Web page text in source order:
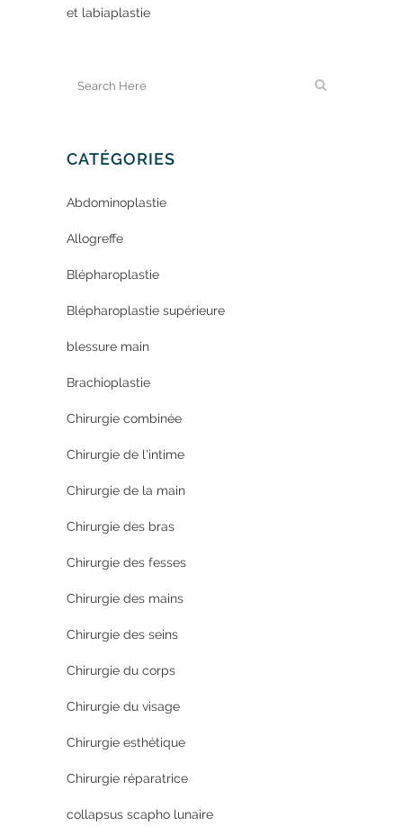
et labiaplastie
CATÉGORIES
Abdominoplastie
Allogreffe
Blépharoplastie
Blépharoplastie supérieure
blessure main
Brachioplastie
Chirurgie combinée
Chirurgie de l'intime
Chirurgie de la main
Chirurgie des bras
Chirurgie des fesses
Chirurgie des mains
Chirurgie des seins
Chirurgie du corps
Chirurgie du visage
Chirurgie esthétique
Chirurgie réparatrice
collapsus scapho lunaire